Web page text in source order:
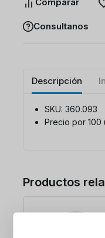
Consultanos
Descripción
SKU: 360.093
Precio por 100
Productos